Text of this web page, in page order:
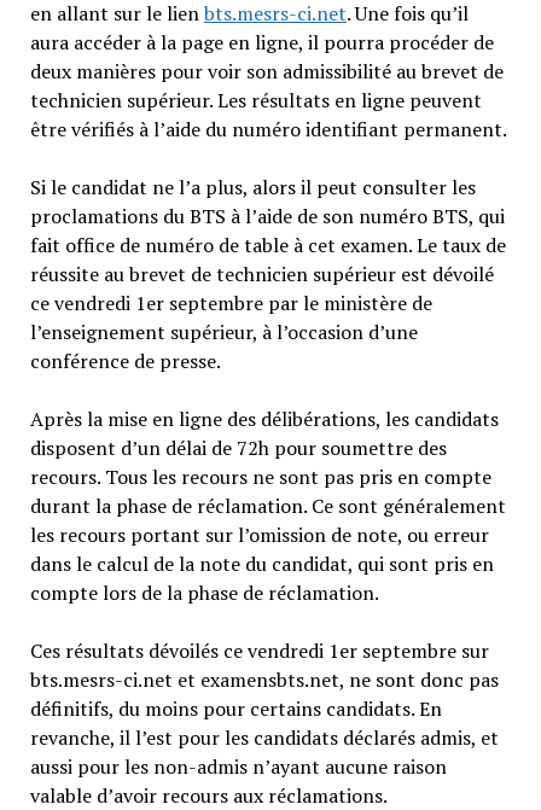
en allant sur le lienbts.mesrs-ci.net. Une fois qu’il
aura accéder à la page en ligne, il pourra procéder de
deux manières pour voir son admissibilité au brevet de
technicien supérieur. Les résultats en ligne peuvent
être vérifiés à l’aide du numéro identifiant permanent.
Si le candidat ne l’a plus, alors il peut consulter les
proclamations du BTS à l’aide de son numéro BTS, qui
fait office de numéro de table à cet examen. Le taux de
réussite au brevet de technicien supérieur est dévoilé
ce vendredi 1er septembre par le ministère de
l’enseignement supérieur, à l’occasion d’une
conférence de presse.
Après la mise en ligne des délibérations, les candidats
disposent d’un délai de 72h pour soumettre des
recours. Tous les recours ne sont pas pris en compte
durant la phase de réclamation. Ce sont généralement
les recours portant sur l’omission de note, ou erreur
dans le calcul de la note du candidat, qui sont pris en
compte lors de la phase de réclamation.
Ces résultats dévoilés ce vendredi 1er septembre sur
bts.mesrs-ci.net et examensbts.net, ne sont donc pas
définitifs, du moins pour certains candidats. En
revanche, il l’est pour les candidats déclarés admis, et
aussi pour les non-admis n’ayant aucune raison
valable d’avoir recours aux réclamations.